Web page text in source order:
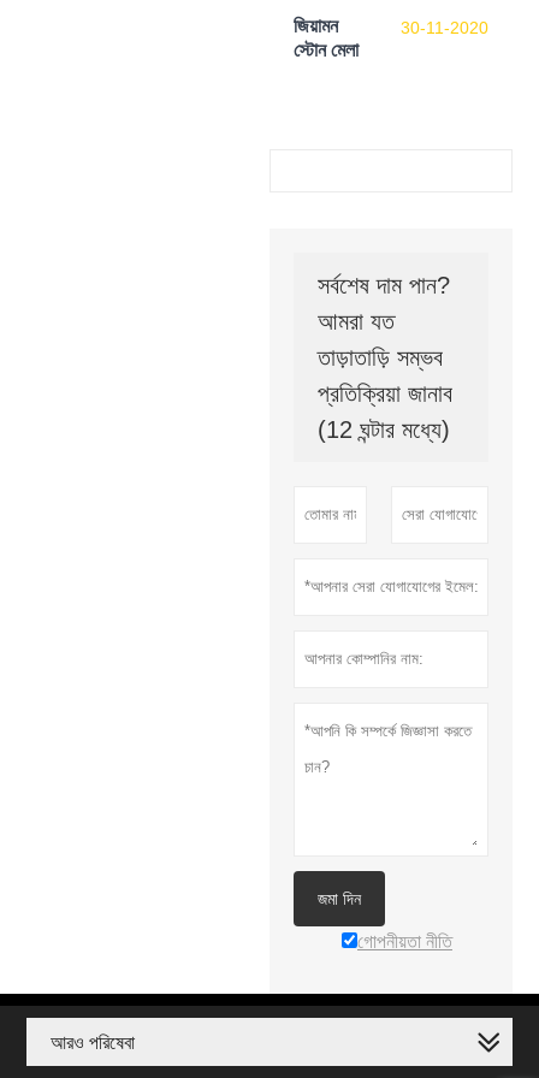
30-11-2020
জিয়ামন
স্টোন মেলা
সর্বশেষ দাম পান?
আমরা যত
তাড়াতাড়ি সম্ভব
প্রতিক্রিয়া জানাব
(12 ঘন্টার মধ্যে)
জমা দিন
গোপনীয়তা নীতি
আরও পরিষেবা